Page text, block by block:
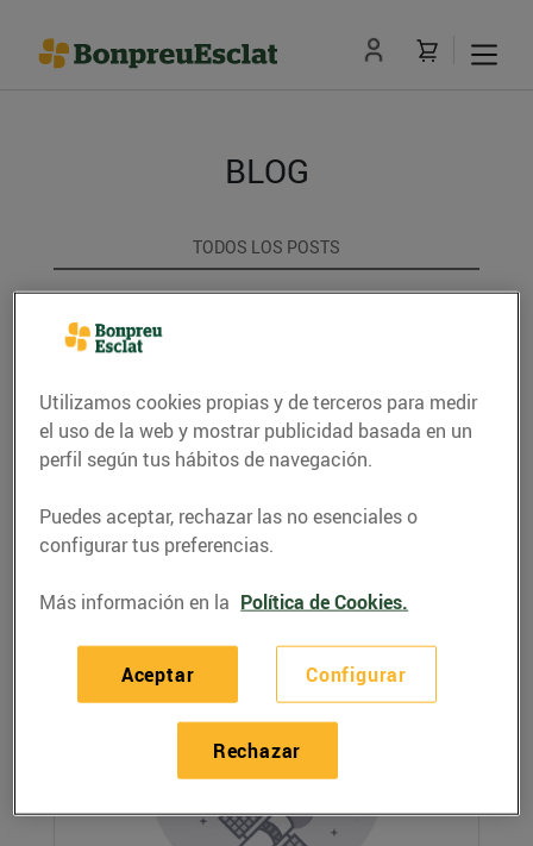
BLOG
TODOS LOS POSTS
CONSELLS I HÀBITS SALUDABLES
ENERGIA
GASTRONOMIA I TRADICIONS
RECEPTES
Utilizamos cookies propias y de terceros para medir
el uso de la web y mostrar publicidad basada en un
perfil según tus hábitos de navegación.
Puedes aceptar, rechazar las no esenciales o
configurar tus preferencias.
Más información en la Política de Cookies.
Configurar
Rechazar
Aceptar